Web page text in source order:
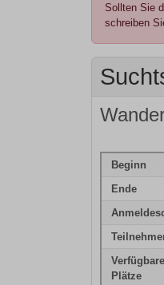
Sollten Sie
schreiben
Beginn
Ende
Verfügbare
Plätze